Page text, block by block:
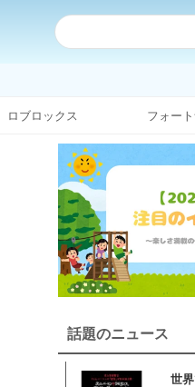
ロブロックス フォー
話題のニュース
世